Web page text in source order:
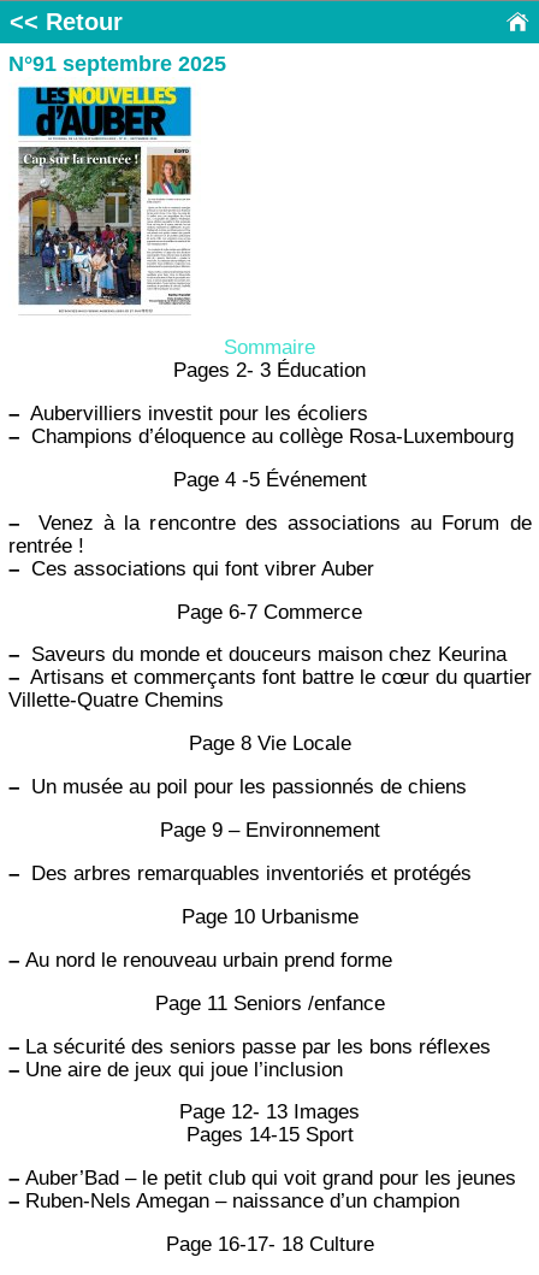
<< Retour
N°91 septembre 2025
Sommaire
Pages 2- 3 Éducation
–Aubervilliers investit pour les écoliers
–Champions d’éloquence au collège Rosa-Luxembourg
Page 4 -5 Événement
–Venez à la rencontre des associations au Forum de
rentrée !
–Ces associations qui font vibrer Auber
Page 6-7 Commerce
–Saveurs du monde et douceurs maison chez Keurina
–Artisans et commerçants font battre le cœur du quartier
Villette-Quatre Chemins
Page 8 Vie Locale
–Un musée au poil pour les passionnés de chiens
Page 9 – Environnement
–Des arbres remarquables inventoriés et protégés
Page 10 Urbanisme
–Au nord le renouveau urbain prend forme
Page 11 Seniors /enfance
–La sécurité des seniors passe par les bons réflexes
–Une aire de jeux qui joue l’inclusion
Page 12- 13 Images
Pages 14-15 Sport
–Auber’Bad – le petit club qui voit grand pour les jeunes
–Ruben-Nels Amegan – naissance d’un champion
Page 16-17- 18 Culture